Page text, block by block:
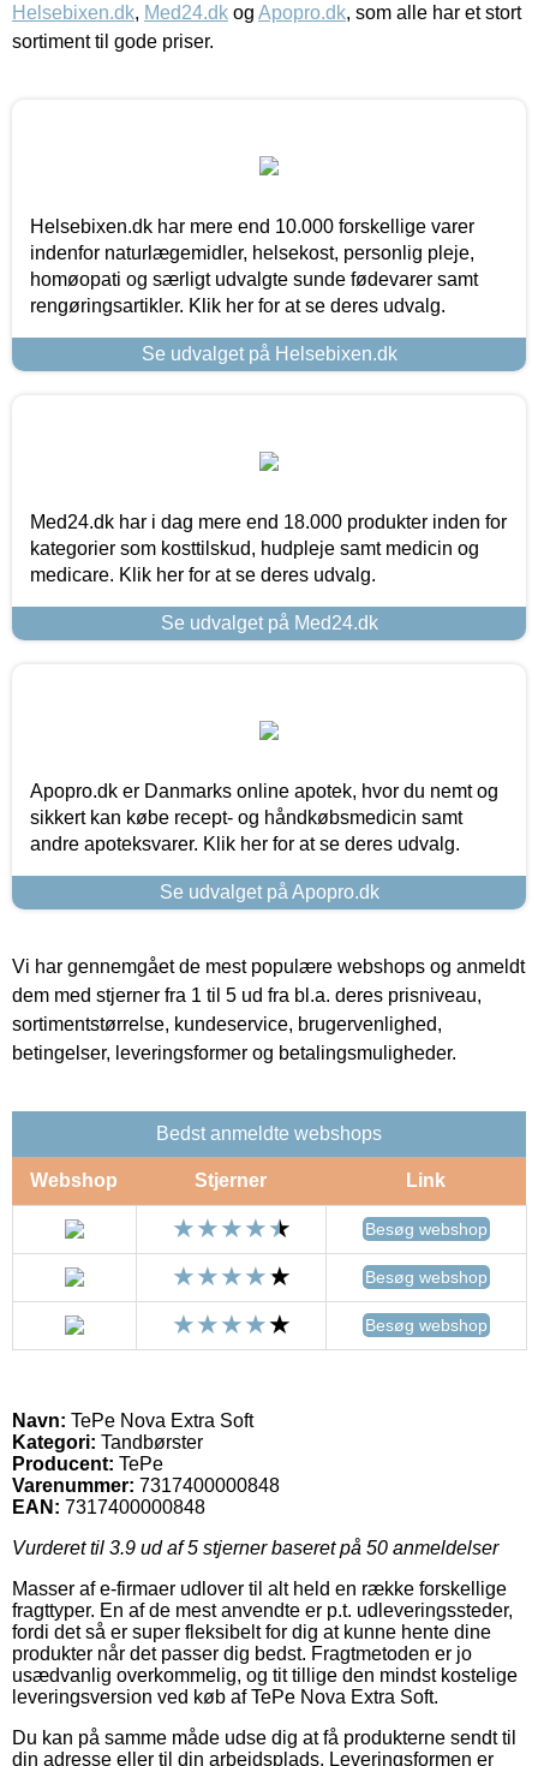
Helsebixen.dk, Med24.dk og Apopro.dk, som alle har et stort
sortiment til gode priser.
Helsebixen.dk har mere end 10.000 forskellige varer
indenfor naturlægemidler, helsekost, personlig pleje,
homøopati og særligt udvalgte sunde fødevarer samt
rengøringsartikler. Klik her for at se deres udvalg.
Se udvalget på Helsebixen.dk
Med24.dk har i dag mere end 18.000 produkter inden for
kategorier som kosttilskud, hudpleje samt medicin og
medicare. Klik her for at se deres udvalg.
Se udvalget på Med24.dk
Apopro.dk er Danmarks online apotek, hvor du nemt og
sikkert kan købe recept- og håndkøbsmedicin samt
andre apoteksvarer. Klik her for at se deres udvalg.
Se udvalget på Apopro.dk
Vi har gennemgået de mest populære webshops og anmeldt
dem med stjerner fra 1 til 5 ud fra bl.a. deres prisniveau,
sortimentstørrelse, kundeservice, brugervenlighed,
betingelser, leveringsformer og betalingsmuligheder.
Bedst anmeldte webshops
Webshop Stjerner Link
Besøg webshop
Besøg webshop
Besøg webshop
Navn: TePe Nova Extra Soft
Kategori: Tandbørster
Producent: TePe
Varenummer: 7317400000848
EAN: 7317400000848
Vurderet til 3.9 ud af 5 stjerner baseret på 50 anmeldelser
Masser af e-firmaer udlover til alt held en række forskellige
fragttyper. En af de mest anvendte er p.t. udleveringssteder,
fordi det så er super fleksibelt for dig at kunne hente dine
produkter når det passer dig bedst. Fragtmetoden er jo
usædvanlig overkommelig, og tit tillige den mindst kostelige
leveringsversion ved køb af TePe Nova Extra Soft.
Du kan på samme måde udse dig at få produkterne sendt til
din adresse eller til din arbejdsplads. Leveringsformen er